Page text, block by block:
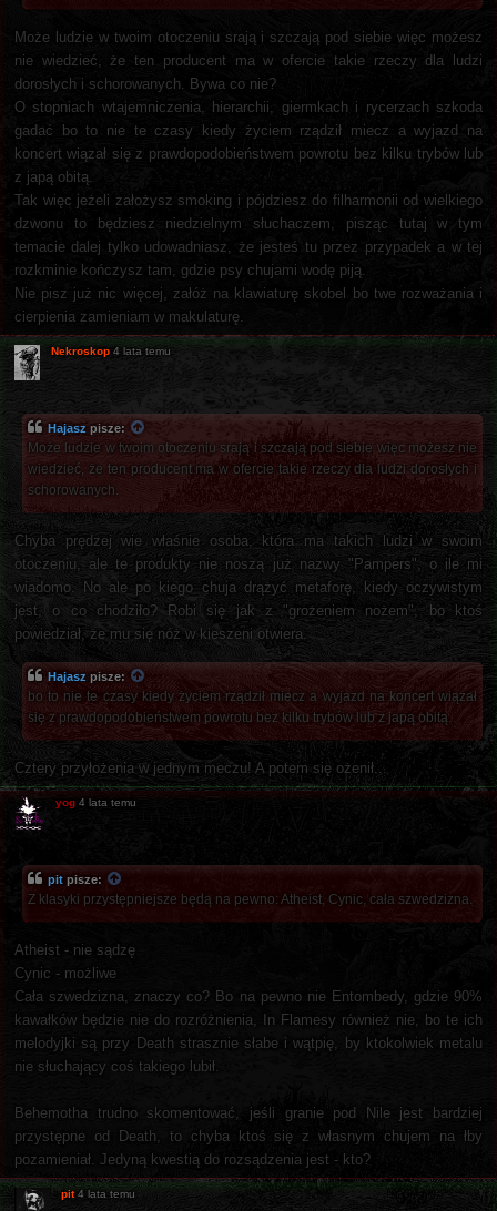
Może ludzie w twoim otoczeniu srają i szczają pod siebie więc możesz
nie wiedzieć, że ten producent ma w ofercie takie rzeczy dla ludzi
dorosłych i schorowanych. Bywa co nie?
O stopniach wtajemniczenia, hierarchii, giermkach i rycerzach szkoda
gadać bo to nie te czasy kiedy życiem rządził miecz a wyjazd na
koncert wiązał się z prawdopodobieństwem powrotu bez kilku trybów lub
z japą obitą.
Tak więc jeżeli założysz smoking i pójdziesz do filharmonii od wielkiego
dzwonu to będziesz niedzielnym słuchaczem, pisząc tutaj w tym
temacie dalej tylko udowadniasz, że jesteś tu przez przypadek a w tej
rozkminie kończysz tam, gdzie psy chujami wodę piją.
Nie pisz już nic więcej, załóż na klawiaturę skobel bo twe rozważania i
cierpienia zamieniam w makulaturę.
Nekroskop 4 lata temu
Hajasz pisze:
Może ludzie w twoim otoczeniu srają i szczają pod siebie więc możesz nie
wiedzieć, że ten producent ma w ofercie takie rzeczy dla ludzi dorosłych i
schorowanych.
Chyba prędzej wie właśnie osoba, która ma takich ludzi w swoim
otoczeniu, ale te produkty nie noszą już nazwy "Pampers", o ile mi
wiadomo. No ale po kiego chuja drążyć metaforę, kiedy oczywistym
jest, o co chodziło? Robi się jak z "grożeniem nożem", bo ktoś
powiedział, że mu się nóż w kieszeni otwiera.
Hajasz pisze:
bo to nie te czasy kiedy życiem rządził miecz a wyjazd na koncert wiązał
się z prawdopodobieństwem powrotu bez kilku trybów lub z japą obitą.
Cztery przyłożenia w jednym meczu! A potem się ożenił...
yog 4 lata temu
pit pisze:
Z klasyki przystępniejsze będą na pewno: Atheist, Cynic, cała szwedzizna.
Atheist - nie sądzę
Cynic - możliwe
Cała szwedzizna, znaczy co? Bo na pewno nie Entombedy, gdzie 90%
kawałków będzie nie do rozróżnienia, In Flamesy również nie, bo te ich
melodyjki są przy Death strasznie słabe i wątpię, by ktokolwiek metalu
nie słuchający coś takiego lubił.
Behemotha trudno skomentować, jeśli granie pod Nile jest bardziej
przystępne od Death, to chyba ktoś się z własnym chujem na łby
pozamieniał. Jedyną kwestią do rozsądzenia jest - kto?
pit 4 lata temu